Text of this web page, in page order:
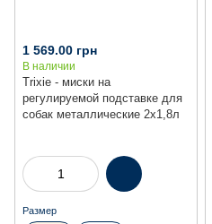
Trixie - миски на
регулируемой подставке для
собак металлические 2х1,8л
1 569.00 грн
В наличии
Размер